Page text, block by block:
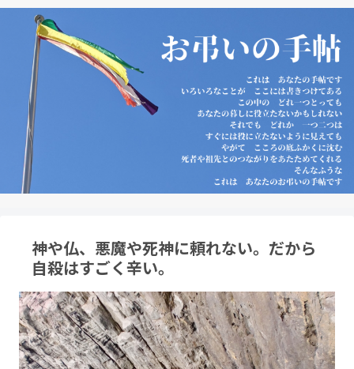
神や仏、悪魔や死神に頼れない。だから
自殺はすごく辛い。